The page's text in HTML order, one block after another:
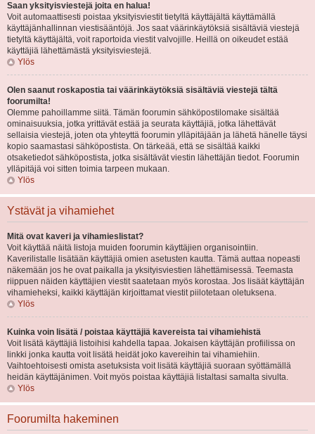
Saan yksityisviestejä joita en halua!
Voit automaattisesti poistaa yksityisviestit tietyltä käyttäjältä käyttämällä
käyttäjänhallinnan viestisääntöjä. Jos saat väärinkäytöksiä sisältäviä viestejä
tietyltä käyttäjältä, voit raportoida viestit valvojille. Heillä on oikeudet estää
käyttäjiä lähettämästä yksityisviestejä.
Ylös
Olen saanut roskapostia tai väärinkäytöksiä sisältäviä viestejä tältä
foorumilta!
Olemme pahoillamme siitä. Tämän foorumin sähköpostilomake sisältää
ominaisuuksia, jotka yrittävät estää ja seurata käyttäjiä, jotka lähettävät
sellaisia viestejä, joten ota yhteyttä foorumin ylläpitäjään ja lähetä hänelle täysi
kopio saamastasi sähköpostista. On tärkeää, että se sisältää kaikki
otsaketiedot sähköpostista, jotka sisältävät viestin lähettäjän tiedot. Foorumin
ylläpitäjä voi sitten toimia tarpeen mukaan.
Ylös
Ystävät ja vihamiehet
Mitä ovat kaveri ja vihamieslistat?
Voit käyttää näitä listoja muiden foorumin käyttäjien organisointiin.
Kaverilistalle lisätään käyttäjiä omien asetusten kautta. Tämä auttaa nopeasti
näkemään jos he ovat paikalla ja yksityisviestien lähettämisessä. Teemasta
riippuen näiden käyttäjien viestit saatetaan myös korostaa. Jos lisäät käyttäjän
vihamieheksi, kaikki käyttäjän kirjoittamat viestit piilotetaan oletuksena.
Ylös
Kuinka voin lisätä / poistaa käyttäjiä kavereista tai vihamiehistä
Voit lisätä käyttäjiä listoihisi kahdella tapaa. Jokaisen käyttäjän profiilissa on
linkki jonka kautta voit lisätä heidät joko kavereihin tai vihamiehiin.
Vaihtoehtoisesti omista asetuksista voit lisätä käyttäjiä suoraan syöttämällä
heidän käyttäjänimen. Voit myös poistaa käyttäjiä listaltasi samalta sivulta.
Ylös
Foorumilta hakeminen